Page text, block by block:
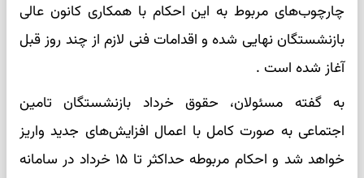
چارچوب‌های مربوط به این احکام با همکاری کانون عالی
بازنشستگان نهایی شده و اقدامات فنی لازم از چند روز قبل
آغاز شده است .
به گفته مسئولان، حقوق خرداد بازنشستگان تامین
اجتماعی به صورت کامل با اعمال افزایش‌های جدید واریز
خواهد شد و احکام مربوطه حداکثر تا ۱۵ خرداد در سامانه